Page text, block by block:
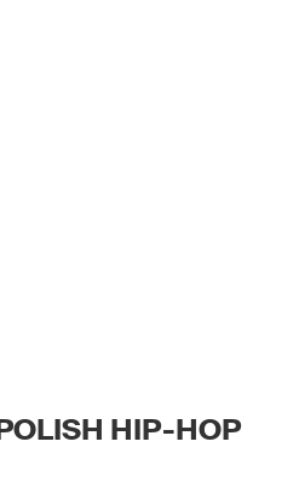
HIP-HOP